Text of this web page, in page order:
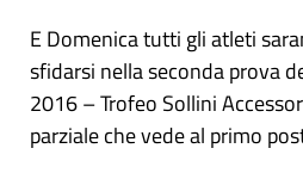
E Domenica tutti gli atleti
sfidarsi nella seconda prova
2016 – Trofeo Sollini
parziale che vede al primo